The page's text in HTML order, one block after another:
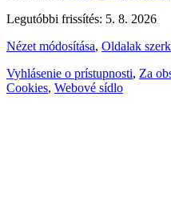
Legutóbbi frissítés: 5. 8. 2026
Nézet módosítása, Oldalak
Vyhlásenie o prístupnosti, Za
Cookies, Webové sídlo